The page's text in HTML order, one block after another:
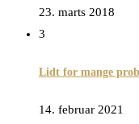
23. marts 2018
3
Lidt for mange
14. februar 2021